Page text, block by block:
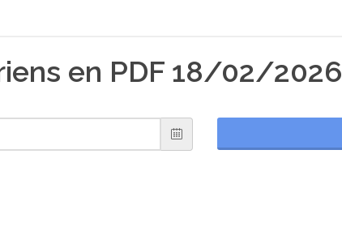
en PDF 18/02/2026